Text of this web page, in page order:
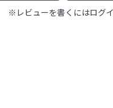
※レビューを書くにはログ